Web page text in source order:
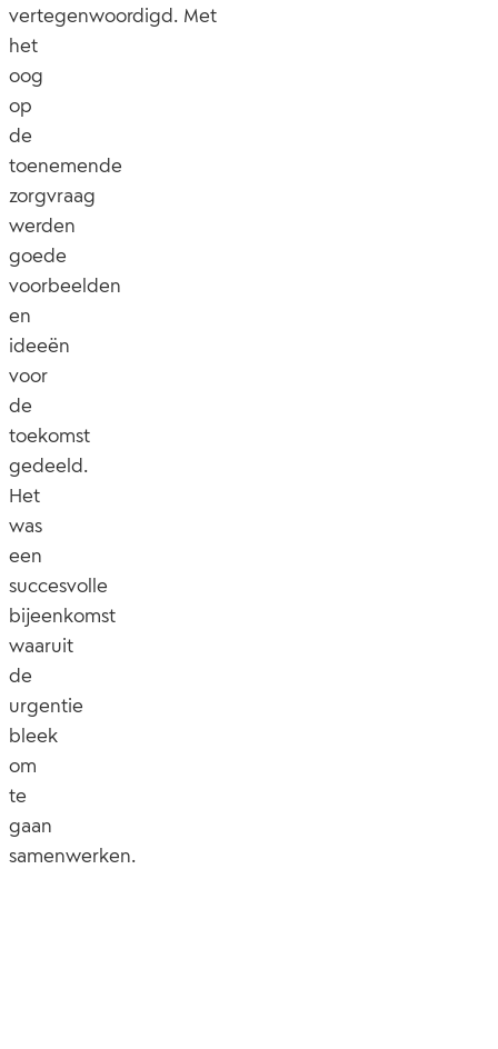
vertegenwoordigd. Met
het
oog
op
de
toenemende
zorgvraag
werden
goede
voorbeelden
en
ideeën
voor
de
toekomst
gedeeld.
Het
was
een
succesvolle
bijeenkomst
waaruit
de
urgentie
bleek
om
te
gaan
samenwerken.